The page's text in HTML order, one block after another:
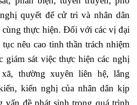
quyết để cử tri và nhân dân
cùng thực hiện. Đối với các vị đại
nêu cao tinh thần trách nhiệm
giám sát việc thực hiện các nghị
thường xuyên liên hệ, lắng
kiến nghị của nhân dân kịp
đề phát sinh trong quá trình